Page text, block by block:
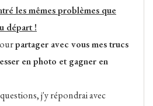
les mêmes problèmes que
départ !
partager avec vous mes trucs
en photo et gagner en
j'y répondrai avec